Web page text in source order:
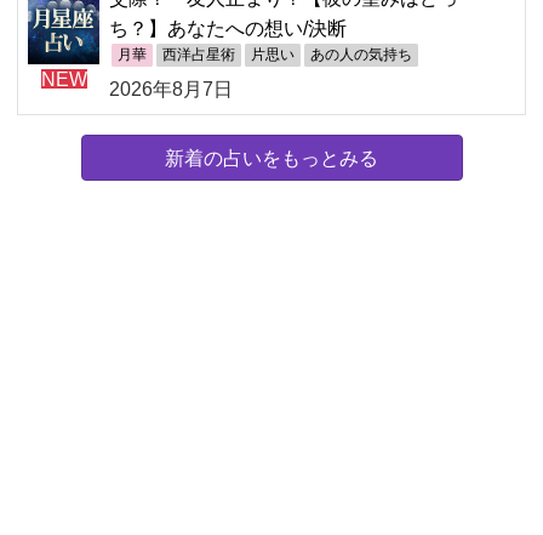
NEW
ち？】あなたへの想い/決断
月華 西洋占星術 片思い あの人の気持ち
2026年8月7日
新着の占いをもっとみる